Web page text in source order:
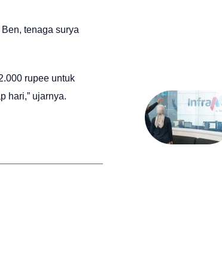
tenaga surya
rupee untuk
hari,” ujarnya.